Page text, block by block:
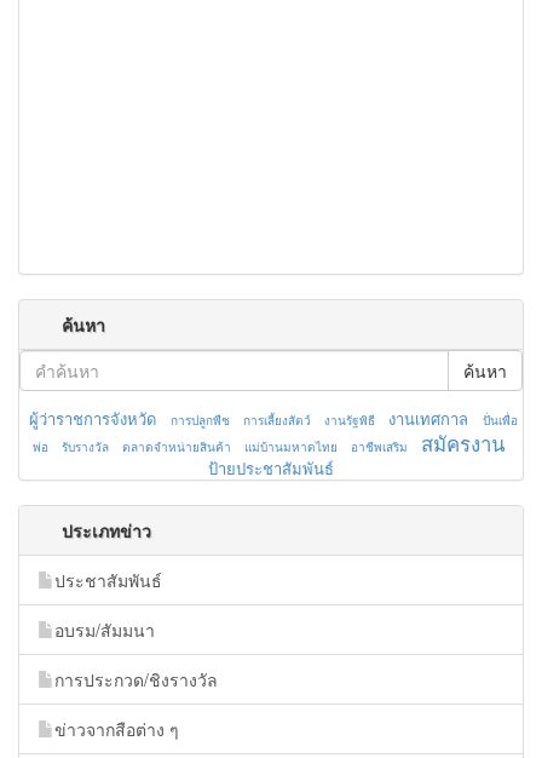
ค้นหา
ค้นหา
ผู้ว่าราชการจังหวัด การปลูกพืช การเลี้ยงสัตว์ งานรัฐพิธี งานเทศกาล
ปั่นเพื่อ
พ่อ
รับรางวัล ตลาดจำหน่ายสินค้า แม่บ้านมหาดไทย อาชีพเสริม สมัครงาน
ป้ายประชาสัมพันธ์
ประเภทข่าว
ประชาสัมพันธ์
อบรม/สัมมนา
การประกวด/ชิงรางวัล
ข่าวจากสือต่าง ๆ